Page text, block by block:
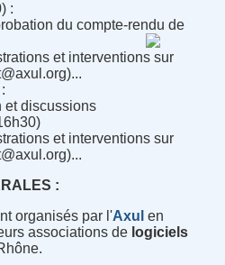
:
du compte-rendu de
et interventions sur
et discussions
et interventions sur
:
organisés par l'Axul en
associations de logiciels